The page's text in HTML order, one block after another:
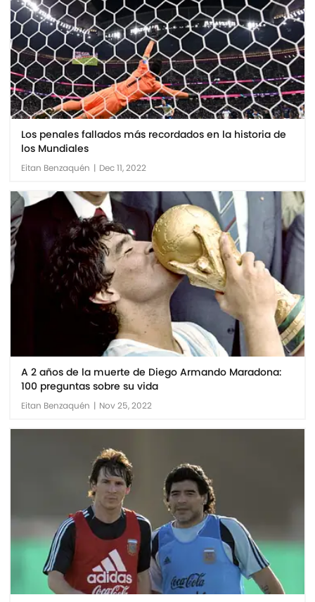
Los penales fallados más recordados en la historia de
los Mundiales
Eitan Benzaquén | Dec 11, 2022
A 2 años de la muerte de Diego Armando Maradona:
100 preguntas sobre su vida
Eitan Benzaquén | Nov 25, 2022